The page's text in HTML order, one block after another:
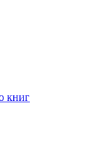
книг